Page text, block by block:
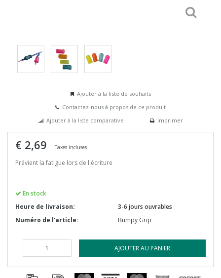
Ajouter à la liste de souhaits
Contactez-nous à propos de ce produit
Ajouter à la liste comparative
Imprimer
€ 2,69 Taxes incluses
Prévient la fatigue lors de l'écriture
En stock
Heure de livraison:
3-6 jours ouvrables
Numéro de l'article:
Bumpy Grip
AJOUTER AU PANIER